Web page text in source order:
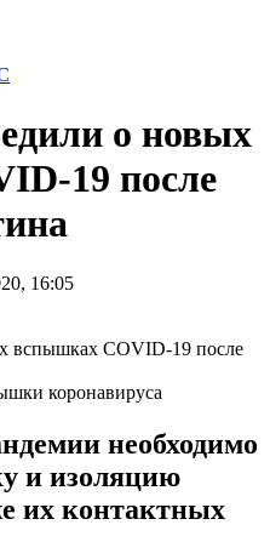
о новых
19 после
16:05
коронавируса
необходимо
и изоляцию
их контактных